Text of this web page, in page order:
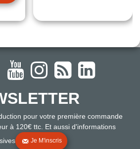
pour votre première commande
à 120€ ttc. Et aussi d'informations
Je M'inscris